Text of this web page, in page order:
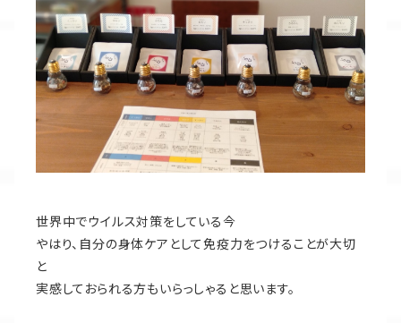
世界中でウイルス対策をしている今
やはり、自分の身体ケアとして免疫力をつけることが大切
と
実感しておられる方もいらっしゃると思います。